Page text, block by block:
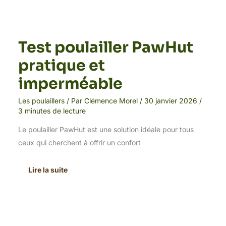
Test poulailler PawHut
pratique et
imperméable
Les poulaillers/ Par Clémence Morel / 30 janvier 2026 /
3 minutes de lecture
Le poulailler PawHut est une solution idéale pour tous
ceux qui cherchent à offrir un confort
Lire la suite